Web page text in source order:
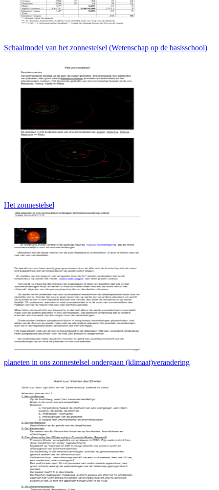
Schaalmodel van het zonnestelsel (Wetenschap op de basisschool)
Het zonnestelsel
planeten in ons zonnestelsel ondergaan (klimaat)verandering